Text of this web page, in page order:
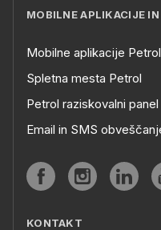
MOBILNE APLIKACIJE
Mobilne aplikacije Petrol
Spletna mesta Petrol
Petrol raziskovalni panel
Email in SMS
KONTAKT